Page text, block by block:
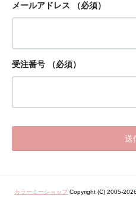
メールアドレス （必須）
受注番号 （必須）
カラーミーショップ Copyright (C) 2005-2026